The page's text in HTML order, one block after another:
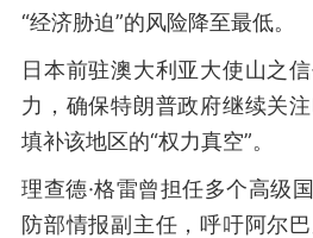
“经济胁迫”的风险降至最低。
日本前驻澳大利亚大使山之
力，确保特朗普政府继续关
填补该地区的“权力真空”。
理查德·格雷曾担任多个高级
防部情报副主任，呼吁阿尔